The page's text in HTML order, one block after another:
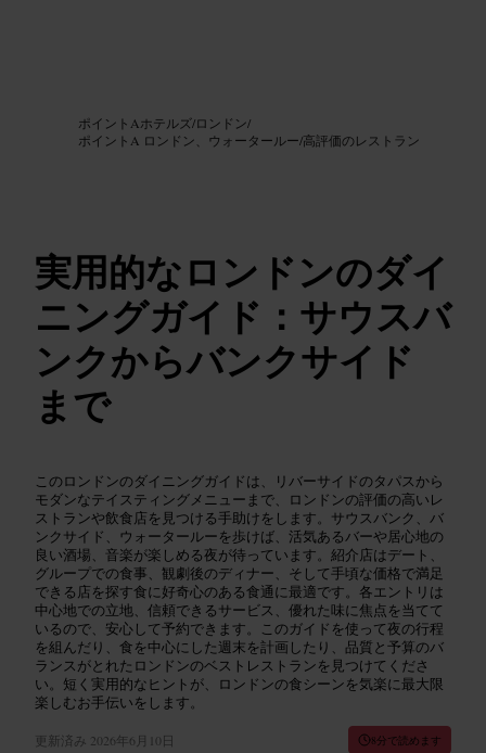
ポイントAホテルズ/ロンドン/
ポイントA ロンドン、ウォータールー/高評価のレストラン
実用的なロンドンのダイ
ニングガイド：サウスバ
ンクからバンクサイド
まで
このロンドンのダイニングガイドは、リバーサイドのタパスから
モダンなテイスティングメニューまで、ロンドンの評価の高いレ
ストランや飲食店を見つける手助けをします。サウスバンク、バ
ンクサイド、ウォータールーを歩けば、活気あるバーや居心地の
良い酒場、音楽が楽しめる夜が待っています。紹介店はデート、
グループでの食事、観劇後のディナー、そして手頃な価格で満足
できる店を探す食に好奇心のある食通に最適です。各エントリは
中心地での立地、信頼できるサービス、優れた味に焦点を当てて
いるので、安心して予約できます。このガイドを使って夜の行程
を組んだり、食を中心にした週末を計画したり、品質と予算のバ
ランスがとれたロンドンのベストレストランを見つけてくださ
い。短く実用的なヒントが、ロンドンの食シーンを気楽に最大限
楽しむお手伝いをします。
更新済み 2026年6月10日 8分で読めます